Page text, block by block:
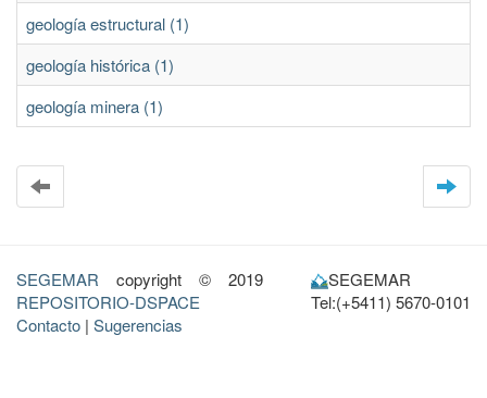
geología estructural (1)
geología histórica (1)
geología minera (1)
SEGEMAR copyright © 2019
REPOSITORIO-DSPACE
Contacto | Sugerencias
SEGEMAR
Tel:(+5411) 5670-0101